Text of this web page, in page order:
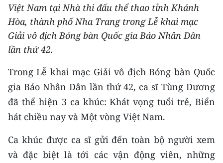
DU LỊCH
THẾ GIỚI
GIÁO DỤC
Y TẾ
MÔI TRƯỜNG
Việt Nam tại Nhà thi đấu thể thao tỉnh Khánh
Hòa, thành phố Nha Trang trong Lễ khai mạc
Giải vô địch Bóng bàn Quốc gia Báo Nhân Dân
lần thứ 42.
Trong Lễ khai mạc Giải vô địch Bóng bàn Quốc
gia Báo Nhân Dân lần thứ 42, ca sĩ Tùng Dương
đã thể hiện 3 ca khúc: Khát vọng tuổi trẻ, Biển
hát chiều nay và Một vòng Việt Nam.
Ca khúc được ca sĩ gửi đến toàn bộ người xem
và đặc biệt là tới các vận động viên, những